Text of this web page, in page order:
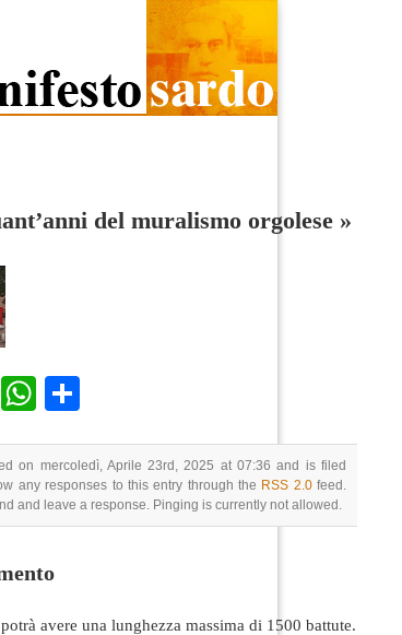
del muralismo orgolese »
EmailWhatsApp
on mercoledì, Aprile 23rd, 2025 at 07:36 and is filed
any responses to this entry through the RSS 2.0feed.
and leave a response. Pinging is currently not allowed.
avere una lunghezza massima di 1500 battute.